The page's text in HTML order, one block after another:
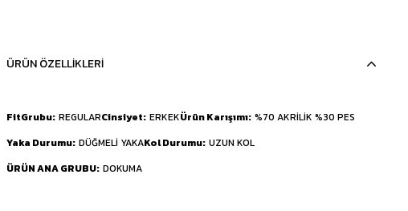
ÜRÜN ÖZELLIKLERI
FitGrubu REGULARCinsiyet ERKEKÜrün Karışımı %70 AKRİLİK %30 PES
Yaka Durumu DÜĞMELİ YAKAKol Durumu UZUN KOL
ÜRÜN ANA GRUBU DOKUMA